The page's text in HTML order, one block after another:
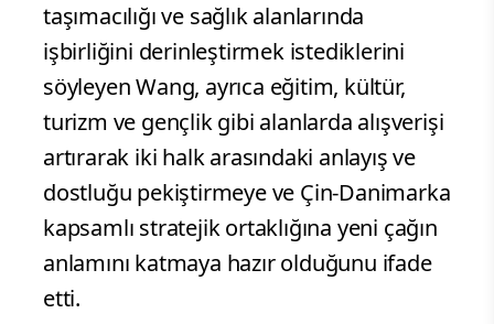
taşımacılığı ve sağlık alanlarında
işbirliğini derinleştirmek istediklerini
söyleyen Wang, ayrıca eğitim, kültür,
turizm ve gençlik gibi alanlarda alışverişi
artırarak iki halk arasındaki anlayış ve
dostluğu pekiştirmeye ve Çin-Danimarka
kapsamlı stratejik ortaklığına yeni çağın
anlamını katmaya hazır olduğunu ifade
etti.